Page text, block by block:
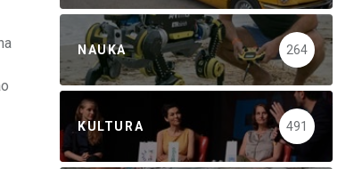
NAUKA 264
KULTURA 491